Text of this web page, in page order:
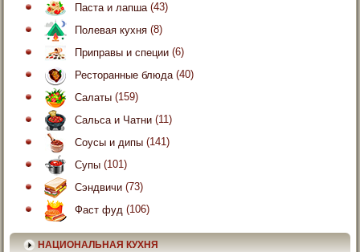
Паста и лапша (43)
Полевая кухня (8)
Приправы и специи (6)
Ресторанные блюда (40)
Салаты (159)
Сальса и Чатни (11)
Соусы и дипы (141)
Супы (101)
Сэндвичи (73)
Фаст фуд (106)
НАЦИОНАЛЬНАЯ КУХНЯ